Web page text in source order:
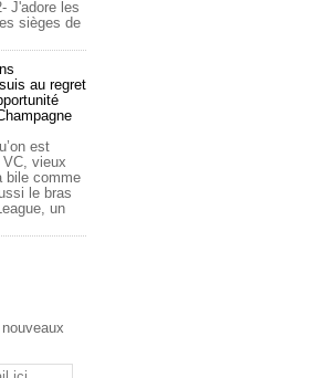
J'adore les
sièges de
au regret
est
vieux
bile comme
le bras
un